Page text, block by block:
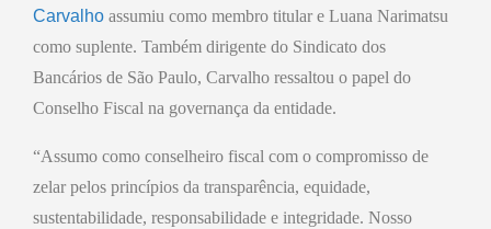
Carvalho assumiu como membro titular e Luana Narimatsu
como suplente. Também dirigente do Sindicato dos
Bancários de São Paulo, Carvalho ressaltou o papel do
Conselho Fiscal na governança da entidade.
“Assumo como conselheiro fiscal com o compromisso de
zelar pelos princípios da transparência, equidade,
sustentabilidade, responsabilidade e integridade. Nosso